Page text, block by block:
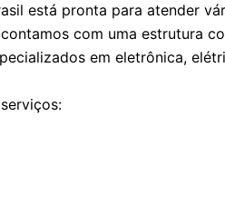
está pronta para atender
com uma estrutura
em eletrônica,